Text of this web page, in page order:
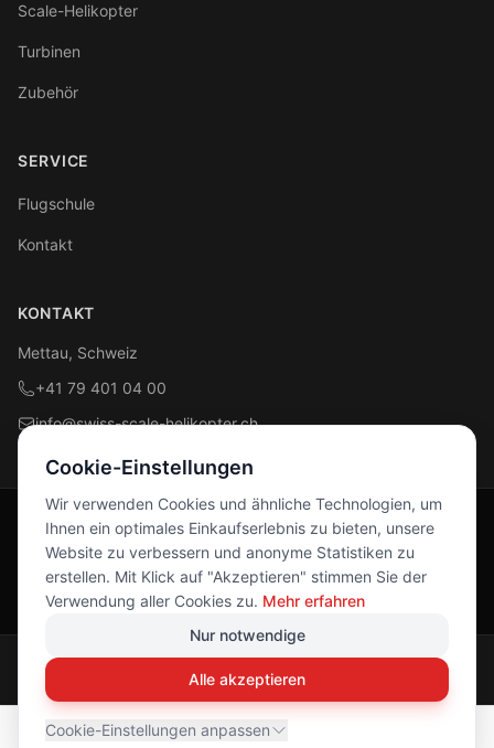
CHF 28.90
Scale-Helikopter
Turbinen
Zubehör
SERVICE
Flugschule
Kontakt
KONTAKT
Mettau, Schweiz
+41 79 401 04 00
info@swiss-scale-helikopter.ch
Folge uns
Facebook Instagram
© 2026 Swiss Scale Helikopter. Alle Rechte vorbehalten.
Datenschutz
Cookie-Einstellungen
Wir verwenden Cookies und ähnliche Technologien, um
Ihnen ein optimales Einkaufserlebnis zu bieten, unsere
Website zu verbessern und anonyme Statistiken zu
erstellen. Mit Klick auf "Akzeptieren" stimmen Sie der
Verwendung aller Cookies zu. Mehr erfahren
Nur notwendige
Alle akzeptieren
Cookie-Einstellungen anpassen